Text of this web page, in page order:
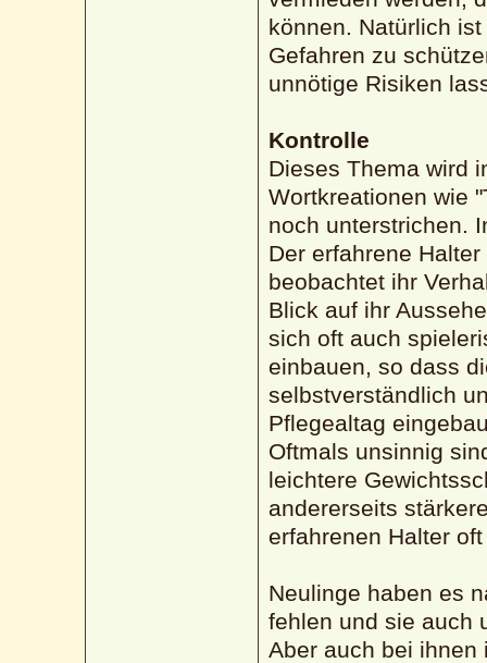
können. Natürlich
Gefahren zu
unnötige Risiken
Kontrolle
Dieses Thema wird
Wortkreationen wie
noch unterstrichen.
Der erfahrene
beobachtet ihr
Blick auf ihr
sich oft auch
einbauen, so dass
selbstverständlich
Pflegealtag
Oftmals unsinnig
leichtere
andererseits
erfahrenen Halter
Neulinge haben es
fehlen und sie auch
Aber auch bei